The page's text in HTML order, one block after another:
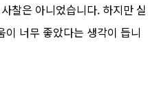
찰은 아니었습니다. 하지만 실
너무 좋았다는 생각이 듭니